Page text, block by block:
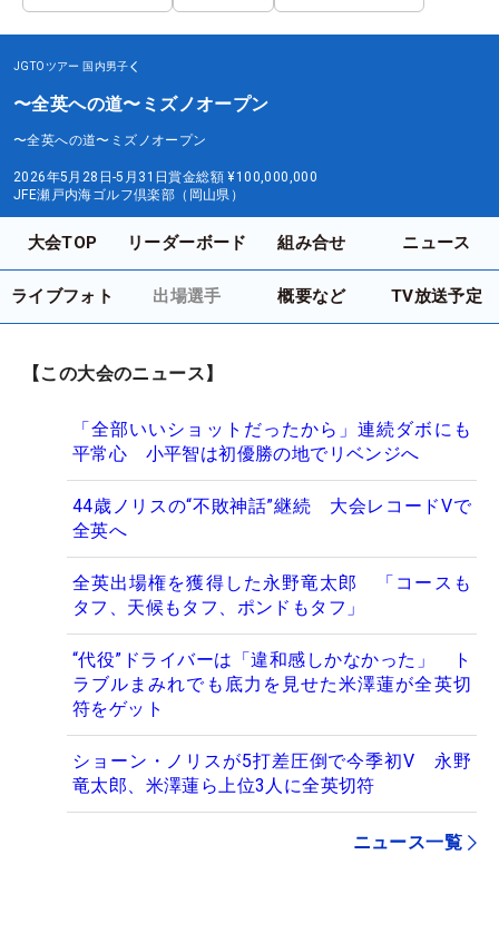
JGTOツアー 国内男子
〜全英への道〜ミズノオープン
〜全英への道〜ミズノオープン
2026年5月28日-5月31日賞金総額 ¥100,000,000
JFE瀬戸内海ゴルフ倶楽部（岡山県）
大会TOP リーダーボード 組み合せ ニュース
ライブフォト 出場選手 概要など TV放送予定
【この大会のニュース】
「全部いいショットだったから」連続ダボにも
平常心 小平智は初優勝の地でリベンジへ
44歳ノリスの“不敗神話”継続 大会レコードVで
全英へ
全英出場権を獲得した永野竜太郎 「コースも
タフ、天候もタフ、ポンドもタフ」
“代役”ドライバーは「違和感しかなかった」 ト
ラブルまみれでも底力を見せた米澤蓮が全英切
符をゲット
ショーン・ノリスが5打差圧倒で今季初V 永野
竜太郎、米澤蓮ら上位3人に全英切符
ニュース一覧